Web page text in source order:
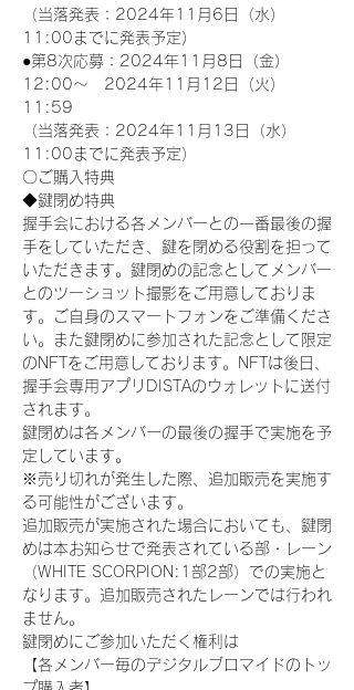
（当落発表：2024年11月6日（水）
11:00までに発表予定）
●第8次応募：2024年11月8日（金）
12:00～　2024年11月12日（火）
11:59
（当落発表：2024年11月13日（水）
11:00までに発表予定）
〇ご購入特典
◆鍵閉め特典
握手会における各メンバーとの一番最後の握
手をしていただき、鍵を閉める役割を担って
いただきます。鍵閉めの記念としてメンバー
とのツーショット撮影をご用意しておりま
す。ご自身のスマートフォンをご準備くださ
い。また鍵閉めに参加された記念として限定
のNFTをご用意しております。NFTは後日、
握手会専用アプリDISTAのウォレットに送付
されます。
鍵閉めは各メンバーの最後の握手で実施を予
定しています。
※売り切れが発生した際、追加販売を実施す
る可能性がございます。
追加販売が実施された場合においても、鍵閉
めは本お知らせで発表されている部・レーン
（WHITE SCORPION:1部2部）での実施と
なります。追加販売されたレーンでは行われ
ません。
鍵閉めにご参加いただく権利は
【各メンバー毎のデジタルブロマイドのトッ